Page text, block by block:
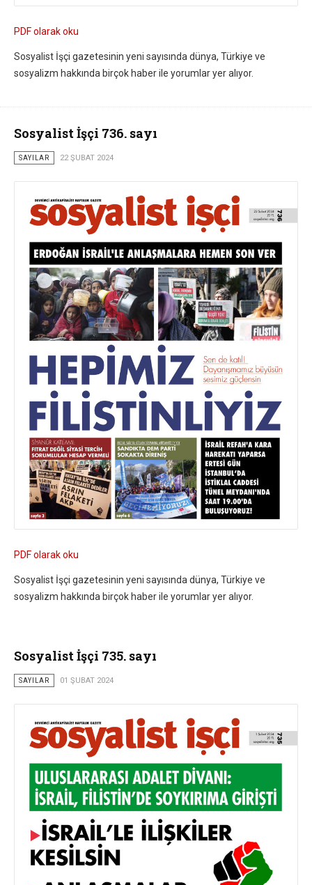
PDF olarak oku
Sosyalist İşçi gazetesinin yeni sayısında dünya, Türkiye ve
sosyalizm hakkında birçok haber ile yorumlar yer alıyor.
Sosyalist İşçi 736. sayı
SAYILAR 22 ŞUBAT 2024
PDF olarak oku
Sosyalist İşçi gazetesinin yeni sayısında dünya, Türkiye ve
sosyalizm hakkında birçok haber ile yorumlar yer alıyor.
Sosyalist İşçi 735. sayı
SAYILAR 01 ŞUBAT 2024